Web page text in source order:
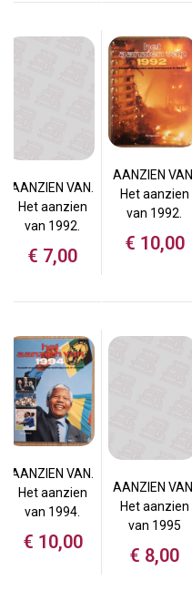
AANZIEN VAN.
Het aanzien
van 1992.
€ 7,00
AANZIEN VAN.
Het aanzien
van 1992.
€ 10,00
AANZIEN VAN.
Het aanzien
van 1994.
€ 10,00
AANZIEN VAN.
Het aanzien
van 1995
€ 8,00